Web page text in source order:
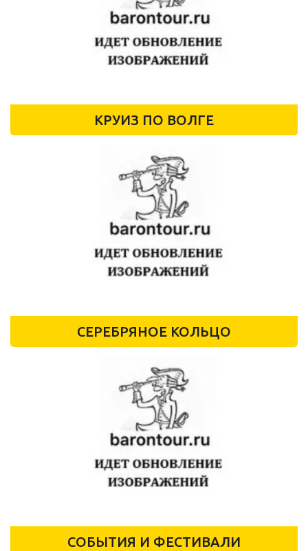
КРУИЗ ПО ВОЛГЕ
СЕРЕБРЯНОЕ КОЛЬЦО
СОБЫТИЯ И ФЕСТИВАЛИ